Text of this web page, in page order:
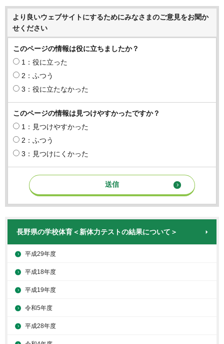
より良いウェブサイトにするためにみなさまのご意見をお聞か
せください
このページの情報は役に立ちましたか？
1：役に立った
2：ふつう
3：役に立たなかった
このページの情報は見つけやすかったですか？
1：見つけやすかった
2：ふつう
3：見つけにくかった
長野県の学校体育＜新体力テストの結果について＞
平成29年度
平成18年度
平成19年度
令和5年度
平成28年度